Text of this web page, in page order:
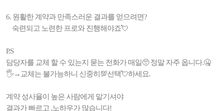
6. 원활한 계약과 만족스러운 결과를 얻으려면?
숙련되고 노련한 프로와 진행해야죠💘
P.S
담당자를 교체 할 수 있는지 묻는 전화가 매일🥺 정말 자주 옵니다.🤐
🖐→교체는 불가능하니 신중히💯선택💘하세요.
계약 성사율이 높은 사람에게 맡기셔야
결과가 빠르고 ,노하우가 많습니다!